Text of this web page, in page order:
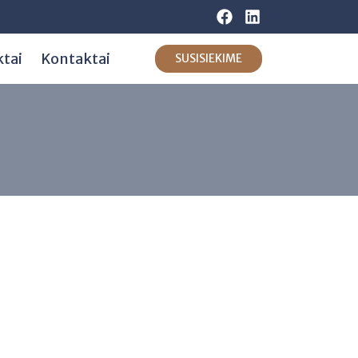
Kontaktai SUSISIEKIME